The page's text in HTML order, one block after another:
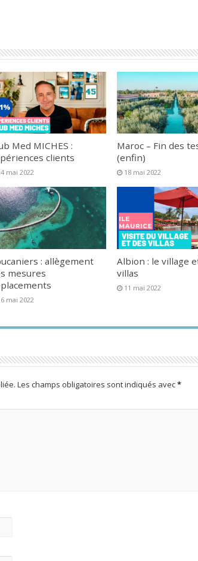
Med MICHES :
clients
mai 2022
Maroc – Fin des
(enfin)
18 mai 2022
: allègement
mesures
mai 2022
Albion : le village
villas
11 mai 2022
Les champs obligatoires sont indiqués avec*